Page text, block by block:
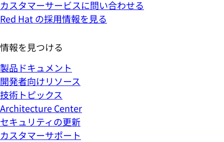
カスタマーサービスに問い合わせる
Red Hat の採用情報を見る
情報を見つける
製品ドキュメント
開発者向けリソース
技術トピックス
Architecture Center
セキュリティの更新
カスタマーサポート